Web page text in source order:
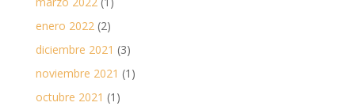
enero 2022(2)
diciembre 2021 (3)
noviembre 2021 (1)
octubre 2021 (1)